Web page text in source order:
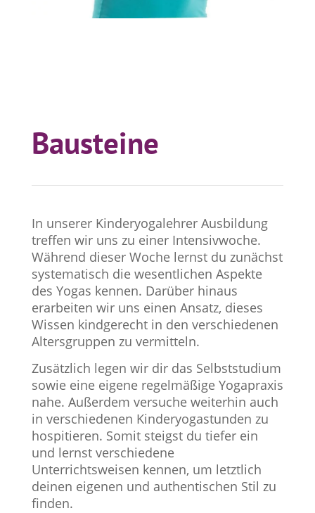
Bausteine
In unserer Kinderyogalehrer Ausbildung
treffen wir uns zu einer Intensivwoche.
Während dieser Woche lernst du zunächst
systematisch die wesentlichen Aspekte
des Yogas kennen. Darüber hinaus
erarbeiten wir uns einen Ansatz, dieses
Wissen kindgerecht in den verschiedenen
Altersgruppen zu vermitteln.
Zusätzlich legen wir dir das Selbststudium
sowie eine eigene regelmäßige Yogapraxis
nahe. Außerdem versuche weiterhin auch
in verschiedenen Kinderyogastunden zu
hospitieren. Somit steigst du tiefer ein
und lernst verschiedene
Unterrichtsweisen kennen, um letztlich
deinen eigenen und authentischen Stil zu
finden.